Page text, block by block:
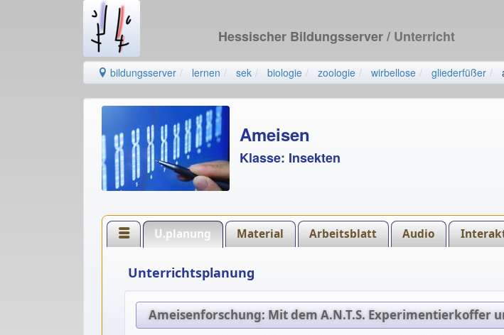
Hessischer Bildungsserver/ Unterricht
bildungsserver lernen sek biologie zoologie wirbellose gliederfüßer
Ameisen
Klasse: Insekten
U.planung Material Arbeitsblatt Audio
Unterrichtsplanung
Ameisenforschung: Mit dem A.N.T.S. Experimentierkoffer